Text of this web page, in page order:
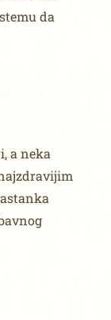
da
a neka